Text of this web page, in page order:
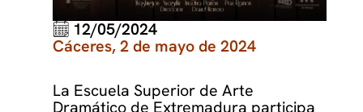
12/05/2024
Cáceres, 2 de mayo de 2024
La Escuela Superior de Arte
Dramático de Extremadura participa